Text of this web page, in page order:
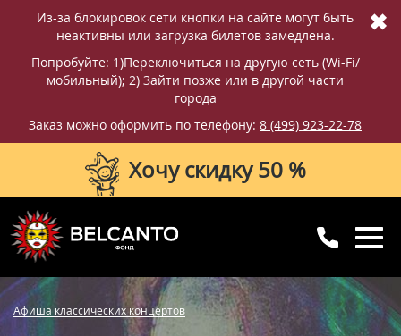
Из-за блокировок сети кнопки на сайте могут быть
неактивны или загрузка билетов замедлена.
Попробуйте: 1)Переключиться на другую сеть (Wi-Fi/
мобильный); 2) Зайти позже или в другой части
города
Заказ можно оформить по телефону: 8 (499) 923-22-78
✖
Хочу скидку 50 %
8 (499) 923-22-78
с 10:00 до 20:00
8 (800) 770-09-71
для регионов
Купить билет Фотографии Отзывы
Афиша классических концертов